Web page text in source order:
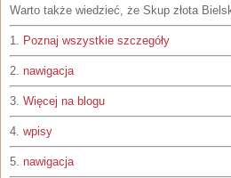
Warto także wiedzieć, że Skup złota
1. Poznaj wszystkie szczegóły
2. nawigacja
3. Więcej na blogu
4. wpisy
5. nawigacja